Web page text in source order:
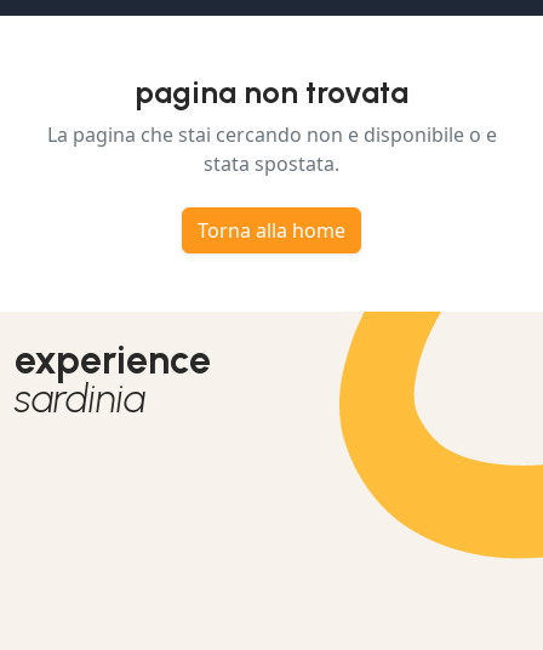
pagina non trovata
La pagina che stai cercando non e disponibile o e
stata spostata.
Torna alla home
experience
sardinia